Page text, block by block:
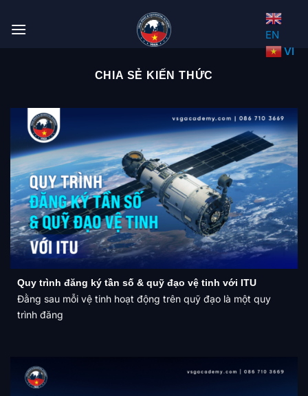
qua
EN
VI
CHIA SẺ KIẾN THỨC
Quy trình đăng ký tần số & quỹ đạo vệ tinh với ITU
Đằng sau mỗi vệ tinh hoạt động trên quỹ đạo là một quy
trình đăng